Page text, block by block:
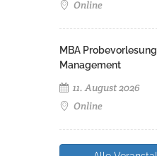
Online
MBA
Management
11. August 2026
Online